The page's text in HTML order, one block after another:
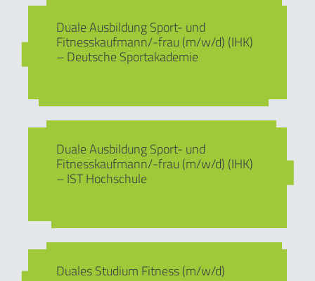
Duale Ausbildung Sport- und
Fitnesskaufmann/-frau (m/w/d) (IHK)
– Deutsche Sportakademie
Duale Ausbildung Sport- und
Fitnesskaufmann/-frau (m/w/d) (IHK)
– IST Hochschule
Duales Studium Fitness (m/w/d)